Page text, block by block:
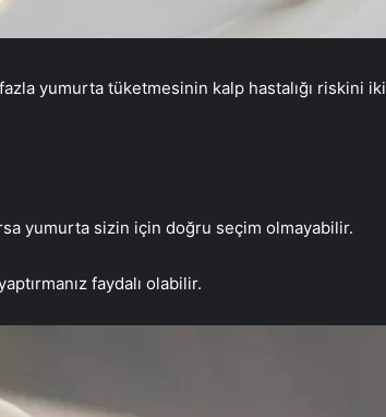
yumurta tüketmesinin kalp hastalığı riskini iki
yumurta sizin için doğru seçim olmayabilir.
faydalı olabilir.